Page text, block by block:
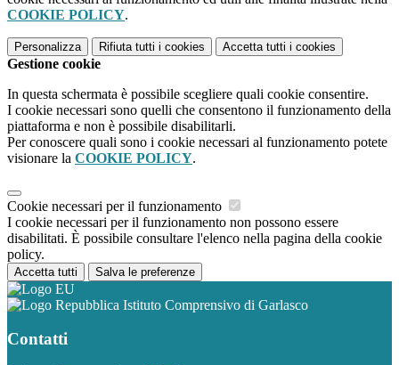
COOKIE POLICY.
Personalizza Rifiuta tutti i cookies Accetta tutti i cookies
Gestione cookie
In questa schermata è possibile scegliere quali cookie consentire.
I cookie necessari sono quelli che consentono il funzionamento della
piattaforma e non è possibile disabilitarli.
Per conoscere quali sono i cookie necessari al funzionamento potete
visionare la COOKIE POLICY.
Cookie necessari per il funzionamento
I cookie necessari per il funzionamento non possono essere
disabilitati. È possibile consultare l'elenco nella pagina della cookie
policy.
Accetta tutti Salva le preferenze
Istituto Comprensivo di Garlasco
Contatti